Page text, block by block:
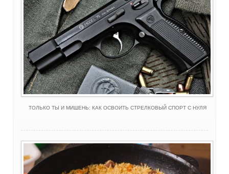
ТОЛЬКО ТЫ И МИШЕНЬ: КАК ОСВОИТЬ СТРЕЛКОВЫЙ СПОРТ С НУЛЯ